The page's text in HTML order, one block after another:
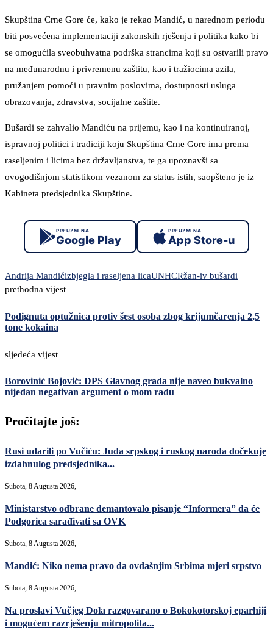
Skupština Crne Gore će, kako je rekao Mandić, u narednom periodu
biti posvećena implementaciji zakonskih rješenja i politika kako bi
se omogućila sveobuhvatna podrška strancima koji su ostvarili pravo
na međunarodnu i privremenu zaštitu, kao i tražiocima azila,
pružanjem pomoći u pravnim poslovima, dostupnosti usluga
obrazovanja, zdravstva, socijalne zaštite.
Bušardi se zahvalio Mandiću na prijemu, kao i na kontinuiranoj,
ispravnoj politici i tradiciji koju Skupština Crne Gore ima prema
raseljenim i licima bez državljanstva, te ga upoznavši sa
ovogodišnjom statistikom vezanom za status istih, saopšteno je iz
Kabineta predsjednika Skupštine.
PREUZMI NA
Google Play
PREUZMI NA
App Store-u
Andrija Mandićizbjegla i raseljena licaUNHCRžan-iv bušardi
prethodna vijest
Podignuta optužnica protiv šest osoba zbog krijumčarenja 2,5
tone kokaina
sljedeća vijest
Borovinić Bojović: DPS Glavnog grada nije naveo bukvalno
nijedan negativan argument o mom radu
Pročitajte još:
Rusi udarili po Vučiću: Juda srpskog i ruskog naroda dočekuje
izdahnulog predsjednika...
Subota, 8 Augusta 2026,
Ministarstvo odbrane demantovalo pisanje “Informera” da će
Podgorica sarađivati sa OVK
Subota, 8 Augusta 2026,
Mandić: Niko nema pravo da ovdašnjim Srbima mjeri srpstvo
Subota, 8 Augusta 2026,
Na proslavi Vučjeg Dola razgovarano o Bokokotorskoj eparhiji
i mogućem razrješenju mitropolita...